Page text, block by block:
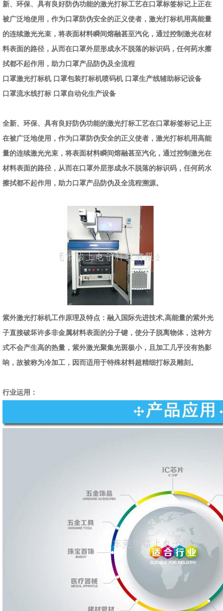
新、环保、具有良好防伪功能的激光打标工艺在口罩标签标记上正在
被广泛地使用，作为口罩防伪安全的正义使者，激光打标机用高能量
的连续激光光束，将表面材料瞬间熔融甚至汽化，通过控制激光在材
料表面的路径，从而在口罩外层形成永不脱落的标识码，任何药水擦
拭都不起作用，助力口罩产品防伪及全流程
口罩激光打标机 口罩包装打标机喷码机 口罩生产线辅助标记设备
口罩流水线打标 口罩自动化生产设备
全新、环保、具有良好防伪功能的激光打标工艺在口罩标签标记上正
在被广泛地使用，作为口罩防伪安全的正义使者，激光打标机用高能
量的连续激光光束，将表面材料瞬间熔融甚至汽化，通过控制激光在
材料表面的路径，从而在口罩外层形成永不脱落的标识码，任何药水
擦拭都不起作用，助力口罩产品防伪及全流程溯源。
紫外激光打标机工作原理及特点：融入国际先进技术,高能量的紫外光
子直接破坏许多非金属材料表面的分子键，使分子脱离物体，这种方
式不会产生高的热量，紫外激光聚集光斑极小，且加工几乎没有热影
响，故被称为冷加工，因而适用于特殊材料超精细打标及雕刻。
行业运用：